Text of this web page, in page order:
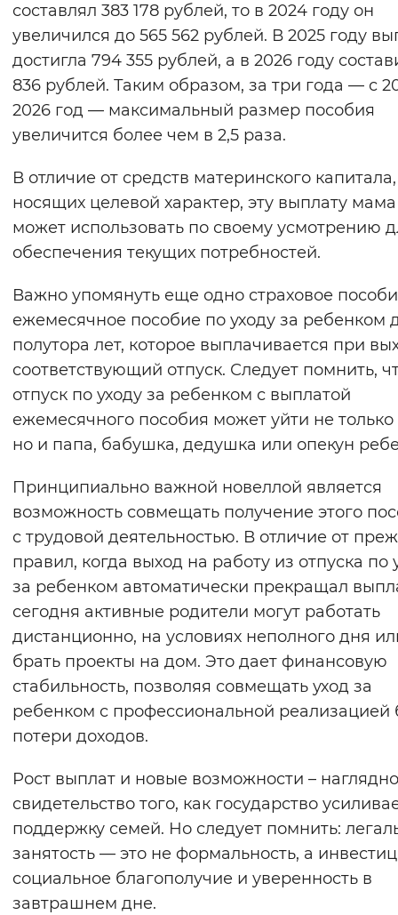
составлял 383 178 рублей, то в 2024 году он
увеличился до 565 562 рублей. В 2025 году
достигла 794 355 рублей, а в 2026 году
836 рублей. Таким образом, за три года — с
2026 год — максимальный размер пособия
увеличится более чем в 2,5 раза.
В отличие от средств материнского капитала,
носящих целевой характер, эту выплату мама
может использовать по своему усмотрению
обеспечения текущих потребностей.
Важно упомянуть еще одно страховое
ежемесячное пособие по уходу за ребенком
полутора лет, которое выплачивается при
соответствующий отпуск. Следует помнить,
отпуск по уходу за ребенком с выплатой
ежемесячного пособия может уйти не
но и папа, бабушка, дедушка или опекун
Принципиально важной новеллой является
возможность совмещать получение этого
с трудовой деятельностью. В отличие от
правил, когда выход на работу из отпуска по
за ребенком автоматически прекращал
сегодня активные родители могут работать
дистанционно, на условиях неполного дня
брать проекты на дом. Это дает финансовую
стабильность, позволяя совмещать уход за
ребенком с профессиональной реализацией
потери доходов.
Рост выплат и новые возможности –
свидетельство того, как государство
поддержку семей. Но следует помнить:
занятость — это не формальность, а
социальное благополучие и уверенность в
завтрашнем дне.